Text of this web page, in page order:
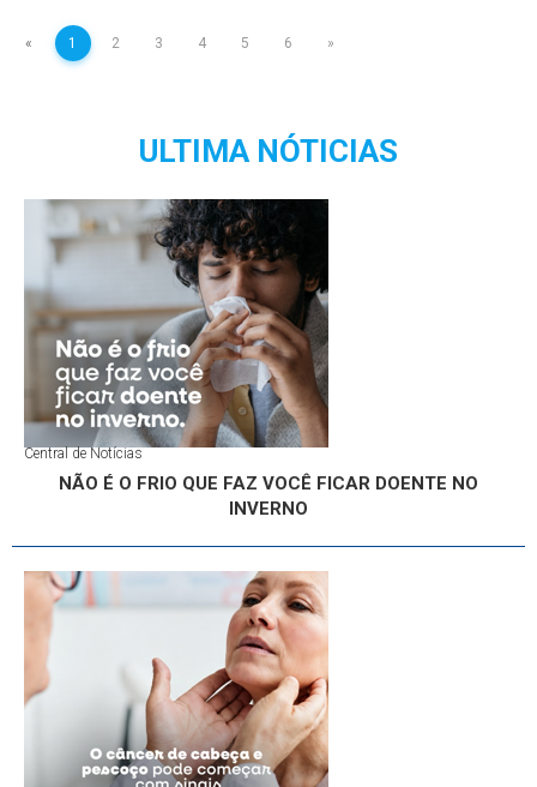
« 1 2 3 4 5 6 »
ULTIMA NÓTICIAS
Central de Notícias
NÃO É O FRIO QUE FAZ VOCÊ FICAR DOENTE NO
INVERNO